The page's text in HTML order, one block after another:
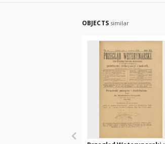
OBJECTS similar